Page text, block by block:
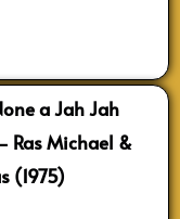
a Jah Jah
Ras Michael &
(1975)